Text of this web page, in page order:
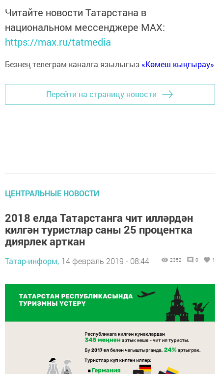
Читайте новости Татарстана в
национальном мессенджере MАХ:
https://max.ru/tatmedia
Безнең телеграм каналга язылыгыз «Көмеш кыңгырау»
Перейти на страницу новости
ЦЕНТРАЛЬНЫЕ НОВОСТИ
2018 елда Татарстанга чит илләрдән
килгән туристлар саны 25 процентка
диярлек арткан
Татар-информ, 14 февраль 2019 - 08:44 2352 0 1